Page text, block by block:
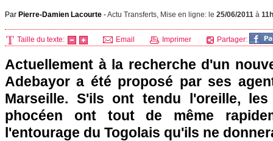
Par Pierre-Damien Lacourte -Actu Transferts, Mise en ligne: le 25/06/2011 à
Taille du texte: Email Imprimer Partager:
Actuellement à la recherche d'un
Adebayor a été proposé par ses
Marseille. S'ils ont tendu l'oreille,
phocéen ont tout de même
l'entourage du Togolais qu'ils ne